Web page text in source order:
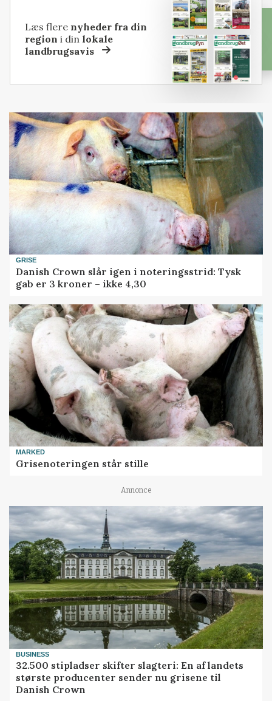
Læs flere nyheder fra din
region i dinlokale
landbrugsavis
GRISE
Danish Crown slår igen i noteringsstrid: Tysk
gab er 3 kroner – ikke 4,30
MARKED
Grisenoteringen står stille
Annonce
BUSINESS
32.500 stipladser skifter slagteri: En af landets
største producenter sender nu grisene til
Danish Crown